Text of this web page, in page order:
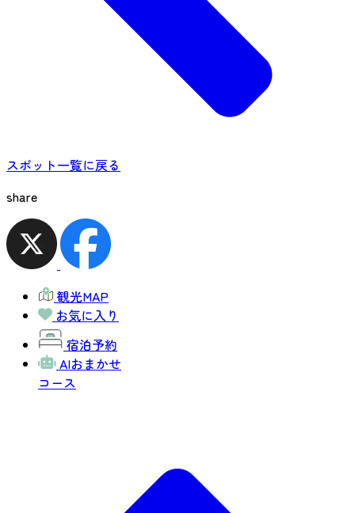
スポット一覧に戻る
share
観光MAP
お気に入り
宿泊予約
AIおまかせ
コース